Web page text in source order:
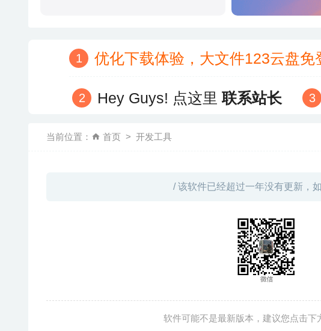
优化下载体验，大文件123云盘
Hey Guys! 点这里联系站长
当前位置： 首页 开发工具
/ 该软件已经超过一年没有更新，
软件可能不是最新版本，建议您点击下